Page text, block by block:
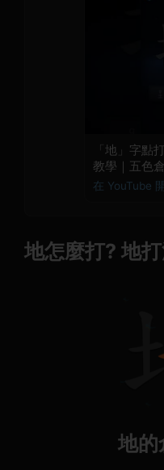
「地」字點
教學｜五色
在 YouTube
地怎麼打? 地
地的